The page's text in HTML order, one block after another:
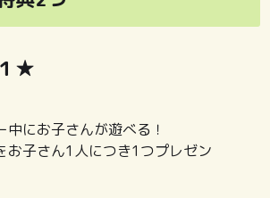
★
にお子さんが遊べる！
お子さん1人につき1つプレゼン